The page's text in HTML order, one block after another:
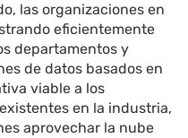
las organizaciones en
eficientemente
departamentos y
de datos basados ​​en
viable a los
en la industria,
aprovechar la nube